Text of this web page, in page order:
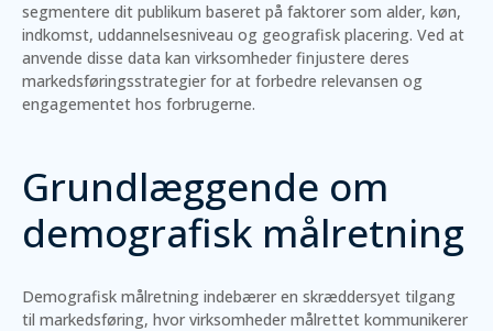
segmentere dit publikum baseret på faktorer som alder, køn,
indkomst, uddannelsesniveau og geografisk placering. Ved at
anvende disse data kan virksomheder finjustere deres
markedsføringsstrategier for at forbedre relevansen og
engagementet hos forbrugerne.
Grundlæggende om
demografisk målretning
Demografisk målretning indebærer en skræddersyet tilgang
til markedsføring, hvor virksomheder målrettet kommunikerer